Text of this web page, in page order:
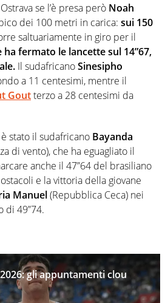
se l’è presa però Noah
dei 100 metri in carica: sui 150
saltuariamente in giro per il
fermato le lancette sul 14”67,
Il sudafricanoSinesipho
a 11 centesimi, mentre il
Goutterzo a 28 centesimi da
stato il sudafricano Bayanda
di vento), che ha eguagliato il
anche il 47”64 del brasiliano
e la vittoria della giovane
Manuel(Repubblica Ceca) nei
di 49”74.
gli appuntamenti clou